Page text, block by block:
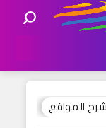
شرح المواقع